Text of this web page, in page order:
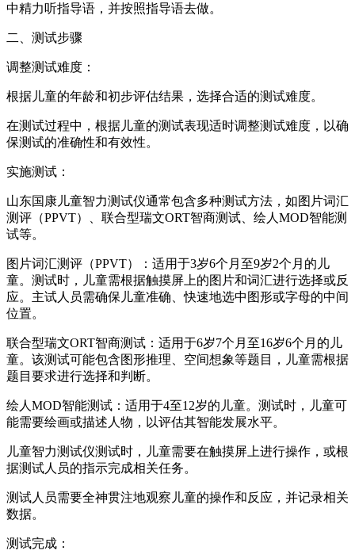
中精力听指导语，并按照指导语去做。
二、测试步骤
调整测试难度：
根据儿童的年龄和初步评估结果，选择合适的测试难度。
在测试过程中，根据儿童的测试表现适时调整测试难度，以确
保测试的准确性和有效性。
实施测试：
山东国康儿童智力测试仪通常包含多种测试方法，如图片词汇
测评（PPVT）、联合型瑞文ORT智商测试、绘人MOD智能测
试等。
图片词汇测评（PPVT）：适用于3岁6个月至9岁2个月的儿
童。测试时，儿童需根据触摸屏上的图片和词汇进行选择或反
应。主试人员需确保儿童准确、快速地选中图形或字母的中间
位置。
联合型瑞文ORT智商测试：适用于6岁7个月至16岁6个月的儿
童。该测试可能包含图形推理、空间想象等题目，儿童需根据
题目要求进行选择和判断。
绘人MOD智能测试：适用于4至12岁的儿童。测试时，儿童可
能需要绘画或描述人物，以评估其智能发展水平。
儿童智力测试仪测试时，儿童需要在触摸屏上进行操作，或根
据测试人员的指示完成相关任务。
测试人员需要全神贯注地观察儿童的操作和反应，并记录相关
数据。
测试完成：